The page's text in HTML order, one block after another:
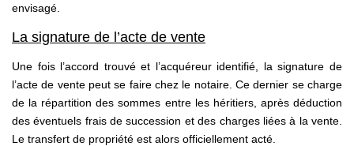
envisagé.
La signature de l’acte de vente
Une fois l’accord trouvé et l’acquéreur identifié, la signature de
l’acte de vente peut se faire chez le notaire. Ce dernier se charge
de la répartition des sommes entre les héritiers, après déduction
des éventuels frais de succession et des charges liées à la vente.
Le transfert de propriété est alors officiellement acté.